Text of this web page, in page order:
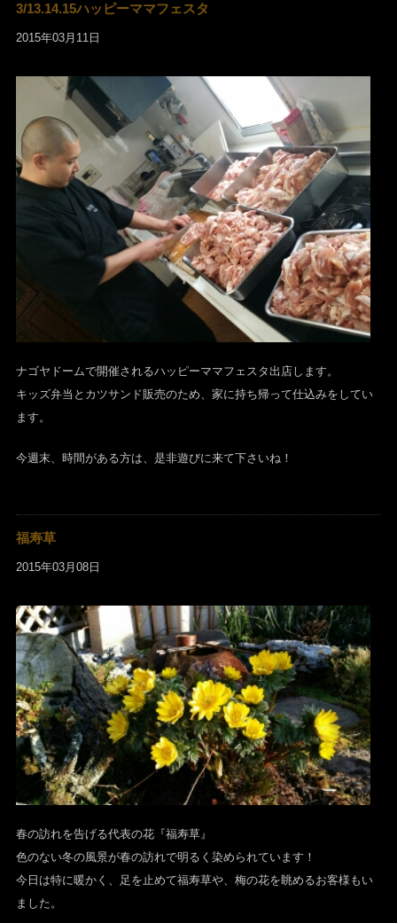
3/13.14.15ハッピーママフェスタ
2015年03月11日
ナゴヤドームで開催されるハッピーママフェスタ出店します。
キッズ弁当とカツサンド販売のため、家に持ち帰って仕込みをしてい
ます。
今週末、時間がある方は、是非遊びに来て下さいね！
福寿草
2015年03月08日
春の訪れを告げる代表の花『福寿草』
色のない冬の風景が春の訪れで明るく染められています！
今日は特に暖かく、足を止めて福寿草や、梅の花を眺めるお客様もい
ました。